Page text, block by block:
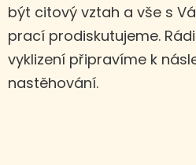
být citový vztah a vše s
prací prodiskutujeme.
vyklizení připravíme k
nastěhování.